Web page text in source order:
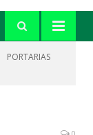
PORTARIAS